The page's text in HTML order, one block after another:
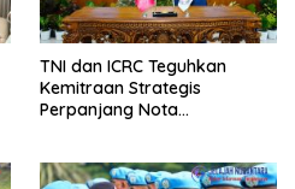
TNI dan ICRC Teguhkan
Kemitraan Strategis
Perpanjang Nota